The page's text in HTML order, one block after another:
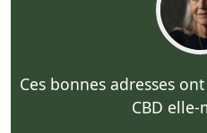
Ces bonnes adresses
CBD elle-